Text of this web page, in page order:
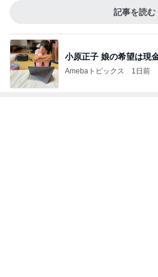
Amebaトピックス 24時間前